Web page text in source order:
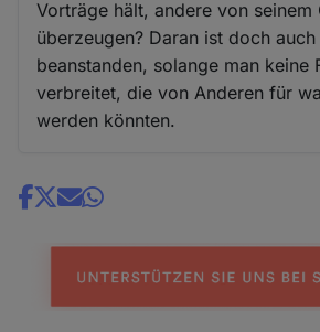
Vorträge hält, andere von seinem
überzeugen? Daran ist doch
beanstanden, solange man keine
verbreitet, die von Anderen für
werden könnten.
Share
news